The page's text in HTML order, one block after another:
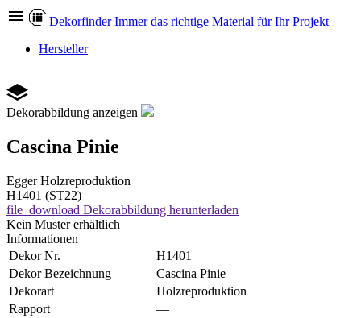
Dekorfinder Immer das richtige Material für Ihr Projekt
Hersteller
Dekorabbildung anzeigen
Cascina Pinie
Egger Holzreproduktion
H1401 (ST22)
file_download Dekorabbildung herunterladen
Kein Muster erhältlich
Informationen
Dekor Nr.
H1401
Dekor Bezeichnung
Cascina Pinie
Dekorart
Holzreproduktion
Rapport
—